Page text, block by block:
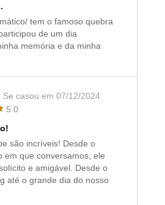
tem o famoso quebra
de um dia
memória e da minha
Se casou em 07/12/2024
5.0
são incríveis! Desde o
em que conversamos, ele
e amigável. Desde o
até o grande dia do nosso